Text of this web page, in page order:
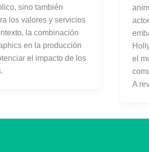
sino también
los valores y servicios
la combinación
en la producción
el impacto de los
el
A